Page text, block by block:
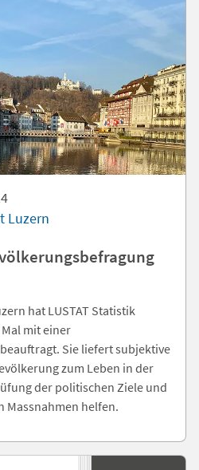
Luzern
hat LUSTAT Statistik
mit einer
Sie liefert subjektive
zum Leben in der
der politischen Ziele und
Massnahmen helfen.